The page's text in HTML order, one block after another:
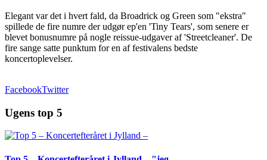
Elegant var det i hvert fald, da Broadrick og Green som "ekstra"
spillede de fire numre der udgør ep'en 'Tiny Tears', som senere er
blevet bonusnumre på nogle reissue-udgaver af 'Streetcleaner'. De
fire sange satte punktum for en af festivalens bedste
koncertoplevelser.
FacebookTwitter
Ugens top 5